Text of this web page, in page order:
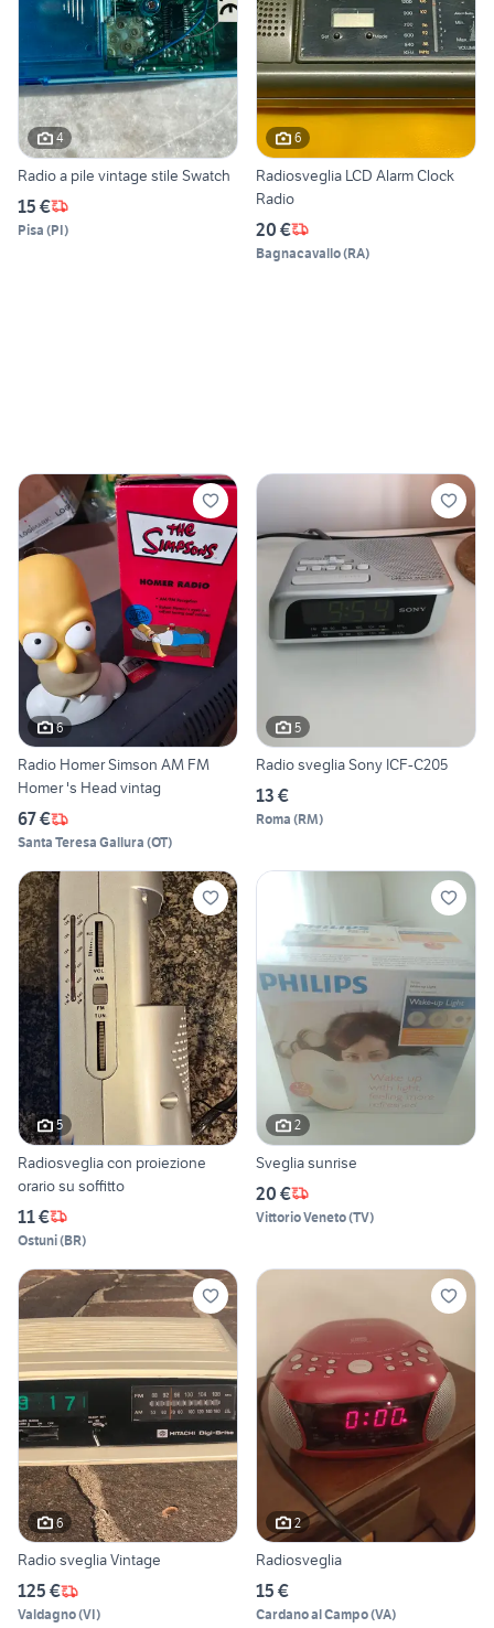
4
Radio a pile vintage stile Swatch
15 €
Pisa (PI)
6
Radiosveglia LCD Alarm Clock
Radio
20 €
Bagnacavallo(RA)
6
Radio Homer Simson AM FM
Homer 's Head vintag
67 €
Santa Teresa Gallura (OT)
5
Radio sveglia Sony ICF-C205
13 €
Roma (RM)
5
Radiosveglia con proiezione
orario su soffitto
11 €
Ostuni(BR)
2
Sveglia sunrise
20 €
Vittorio Veneto(TV)
6
Radio sveglia Vintage
125 €
Valdagno(VI)
2
Radiosveglia
15 €
Cardano al Campo(VA)